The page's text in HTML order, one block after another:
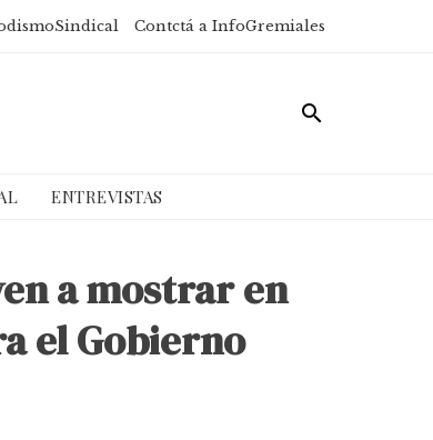
Contctá a InfoGremiales
ENTREVISTAS
a mostrar en
el Gobierno